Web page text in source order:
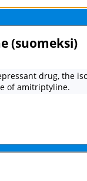
(suomeksi)
drug, the
of amitriptyline.